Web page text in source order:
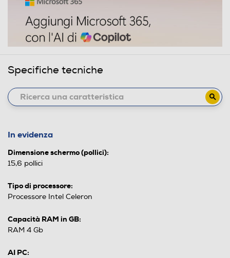
Specifiche tecniche
In evidenza
Dimensione schermo (pollici):
15,6 pollici
Tipo di processore:
Processore Intel Celeron
Capacità RAM in GB:
RAM 4 Gb
AI PC: